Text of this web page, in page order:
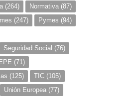
(264) Normativa (87)
(247) Pymes (94)
Seguridad Social (76)
(71)
(125) TIC (105)
Unión Europea (77)